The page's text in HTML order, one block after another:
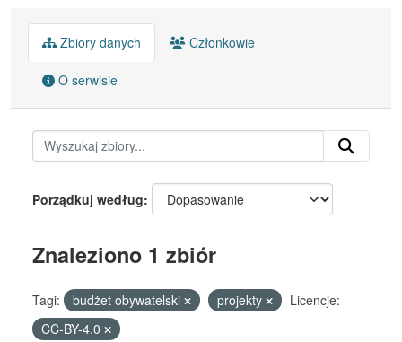
Zbiory danych Członkowie
O serwisie
Porządkuj według
Znaleziono 1 zbiór
Tagi: budżet obywatelski projekty
Licencje:
CC-BY-4.0